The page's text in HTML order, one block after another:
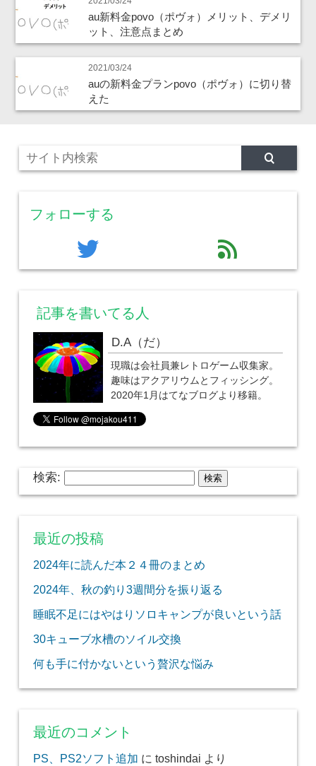
au新料金povo（ポヴォ）メリット、デメリ
ット、注意点まとめ
2021/03/24
auの新料金プランpovo（ポヴォ）に切り替
えた
フォローする
twitter feed
記事を書いてる人
D.A（だ）
現職は会社員兼レトロゲーム収集家。
趣味はアクアリウムとフィッシング。
2020年1月はてなブログより移籍。
検索:
最近の投稿
2024年に読んだ本２４冊のまとめ
2024年、秋の釣り3週間分を振り返る
睡眠不足にはやはりソロキャンプが良いという話
30キューブ水槽のソイル交換
何も手に付かないという贅沢な悩み
最近のコメント
PS、PS2ソフト追加 に toshindai より